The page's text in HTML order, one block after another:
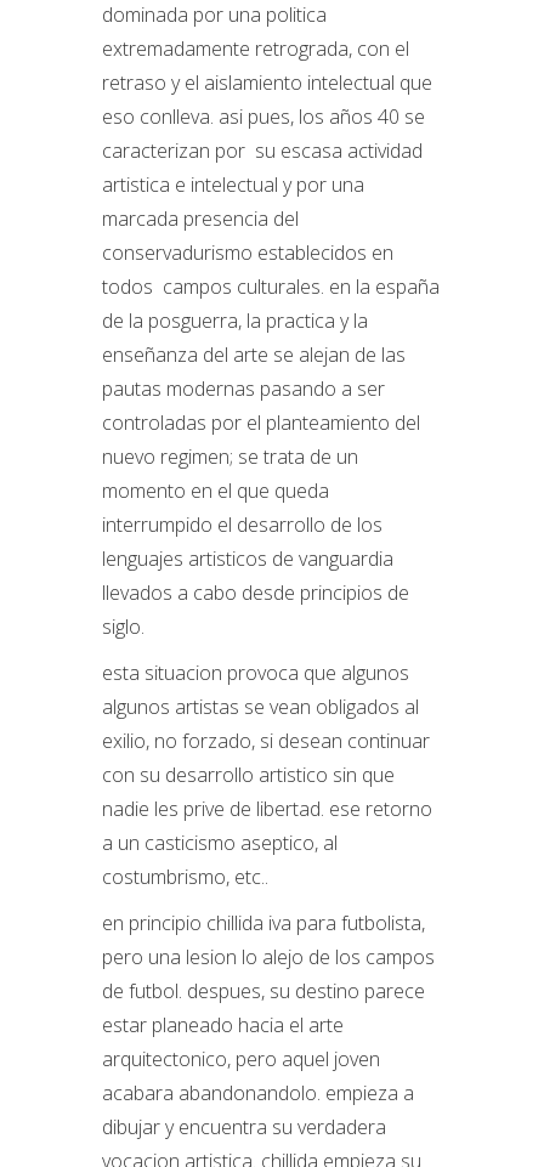
dominada por una politica
extremadamente retrograda, con el
retraso y el aislamiento intelectual que
eso conlleva. asi pues, los años 40 se
caracterizan por su escasa actividad
artistica e intelectual y por una
marcada presencia del
conservadurismo establecidos en
todos campos culturales. en la españa
de la posguerra, la practica y la
enseñanza del arte se alejan de las
pautas modernas pasando a ser
controladas por el planteamiento del
nuevo regimen; se trata de un
momento en el que queda
interrumpido el desarrollo de los
lenguajes artisticos de vanguardia
llevados a cabo desde principios de
siglo.
esta situacion provoca que algunos
algunos artistas se vean obligados al
exilio, no forzado, si desean continuar
con su desarrollo artistico sin que
nadie les prive de libertad. ese retorno
a un casticismo aseptico, al
costumbrismo, etc..
en principio chillida iva para futbolista,
pero una lesion lo alejo de los campos
de futbol. despues, su destino parece
estar planeado hacia el arte
arquitectonico, pero aquel joven
acabara abandonandolo. empieza a
dibujar y encuentra su verdadera
vocacion artistica. chillida empieza su